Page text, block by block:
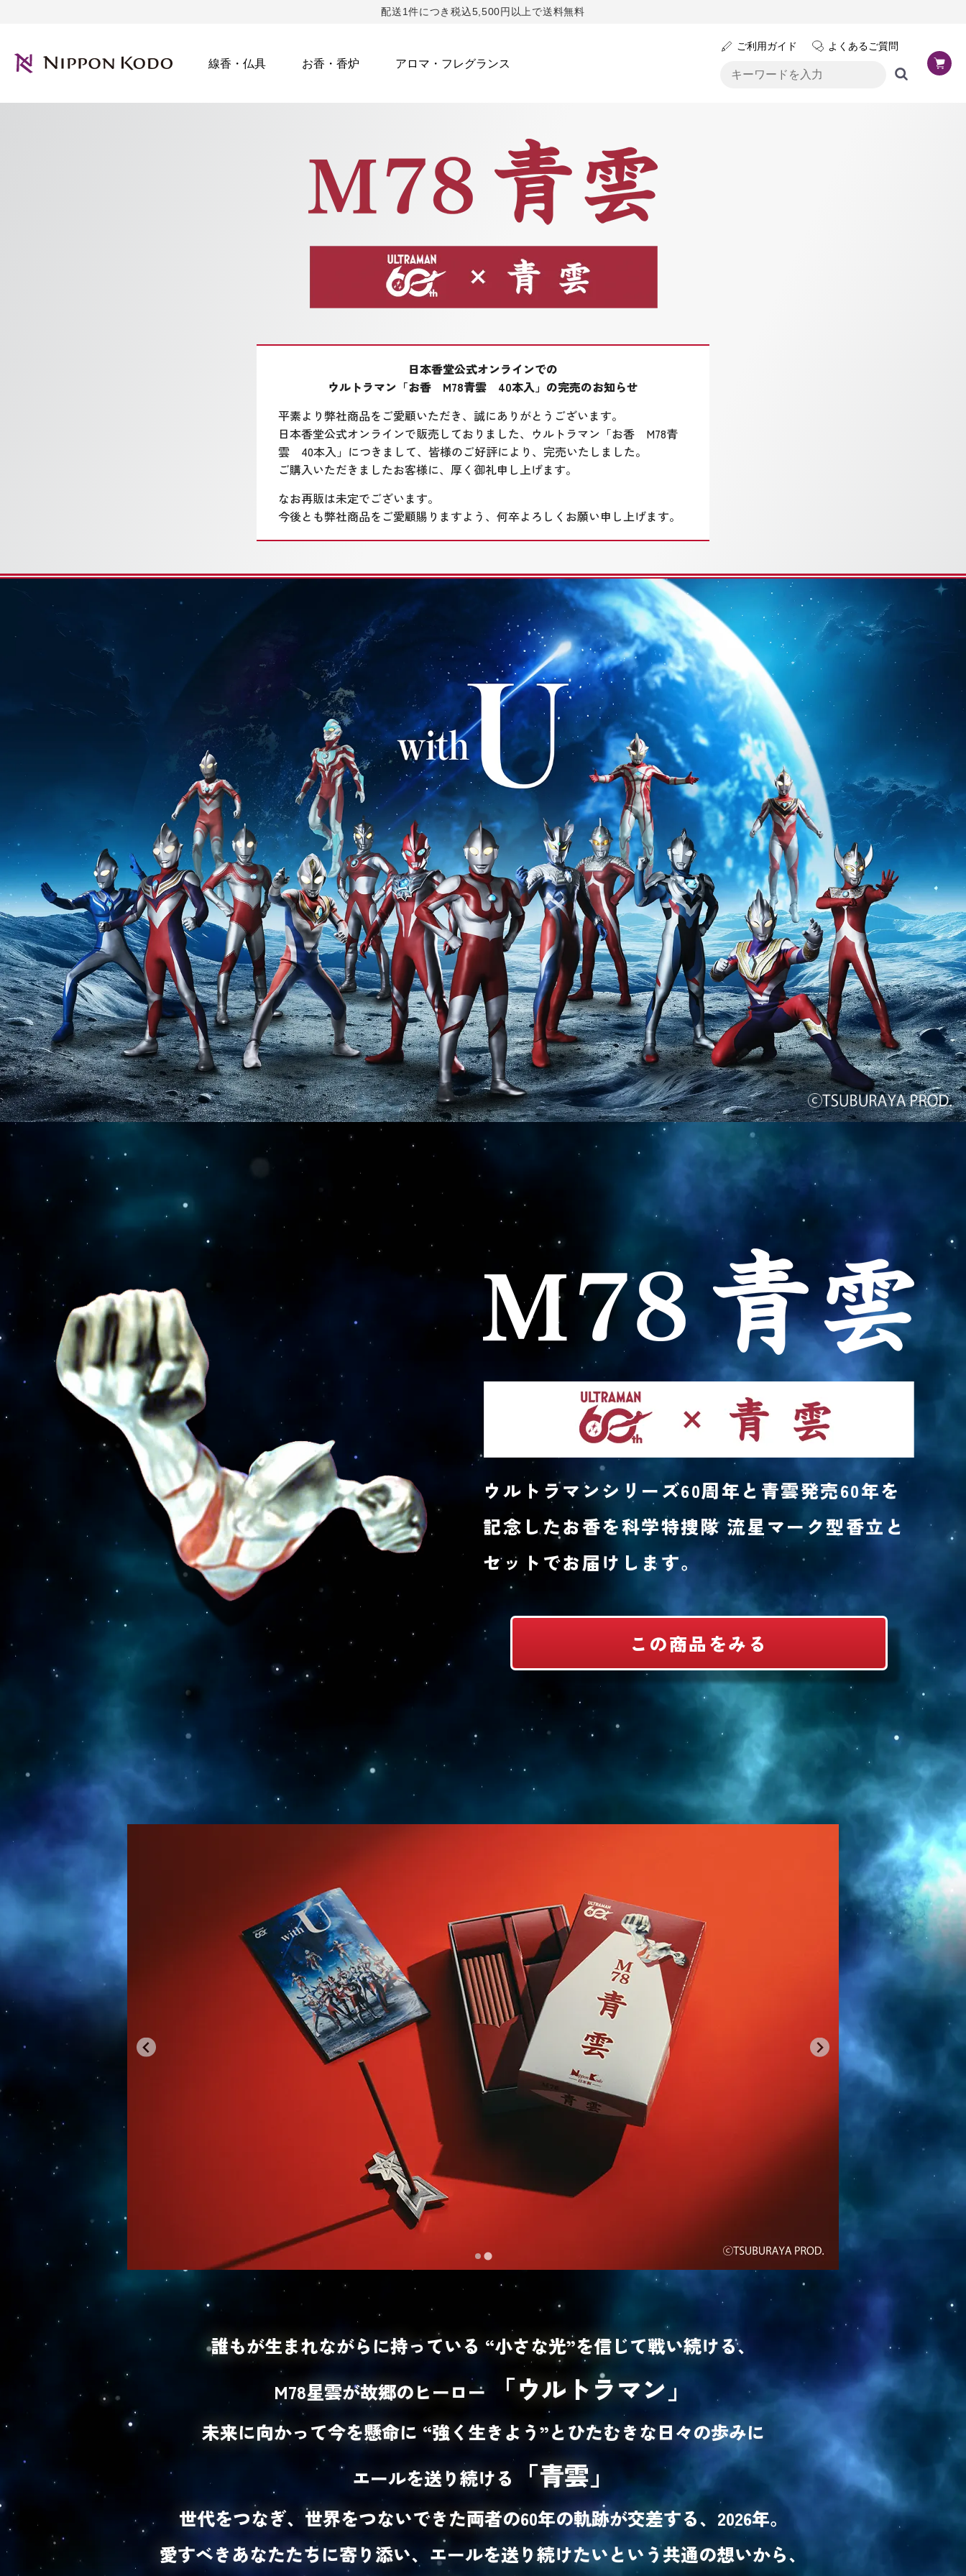
配送1件につき税込5,500円以上で送料無料
線香・仏具 お香・香炉 アロマ・フレグランス
ご利用ガイド よくあるご質問
日本香堂公式オンラインでの
ウルトラマン「お香 M78青雲 40本入」の完売のお知らせ
平素より弊社商品をご愛顧いただき、誠にありがとうございます。
日本香堂公式オンラインで販売しておりました、ウルトラマン「お香 M78青
雲 40本入」につきまして、皆様のご好評により、完売いたしました。
ご購入いただきましたお客様に、厚く御礼申し上げます。
なお再販は未定でございます。
今後とも弊社商品をご愛顧賜りますよう、何卒よろしくお願い申し上げます。
ウルトラマンシリーズ60周年と青雲発売60年を
記念したお香を科学特捜隊 流星マーク型香立と
セットでお届けします。
この商品をみる
誰もが生まれながらに持っている “小さな光”を信じて戦い続ける、
M78星雲が故郷のヒーロー
「ウルトラマン」
未来に向かって今を懸命に “強く生きよう”とひたむきな日々の歩みに
エールを送り続ける
「青雲」
世代をつなぎ、世界をつないできた両者の60年の軌跡が交差する、2026年。
愛すべきあなたたちに寄り添い、エールを送り続けたいという共通の想いから、